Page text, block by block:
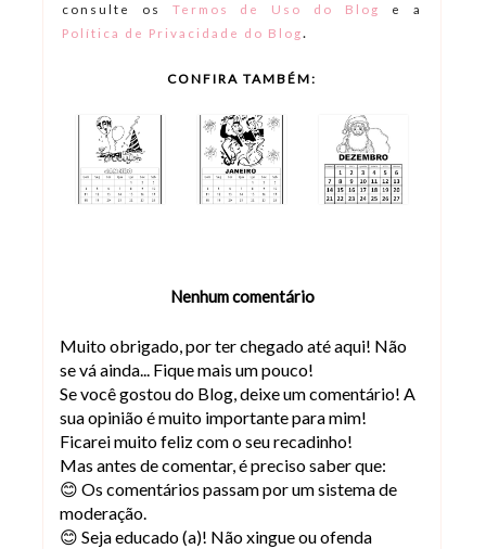
consulte os Termos de Uso do Blog
e a
Política de Privacidade do Blog.
CONFIRA TAMBÉM:
Nenhum comentário
Muito obrigado, por ter chegado até aqui! Não
se vá ainda... Fique mais um pouco!
Se você gostou do Blog, deixe um comentário! A
sua opinião é muito importante para mim!
Ficarei muito feliz com o seu recadinho!
Mas antes de comentar, é preciso saber que:
😊 Os comentários passam por um sistema de
moderação.
😊 Seja educado (a)! Não xingue ou ofenda